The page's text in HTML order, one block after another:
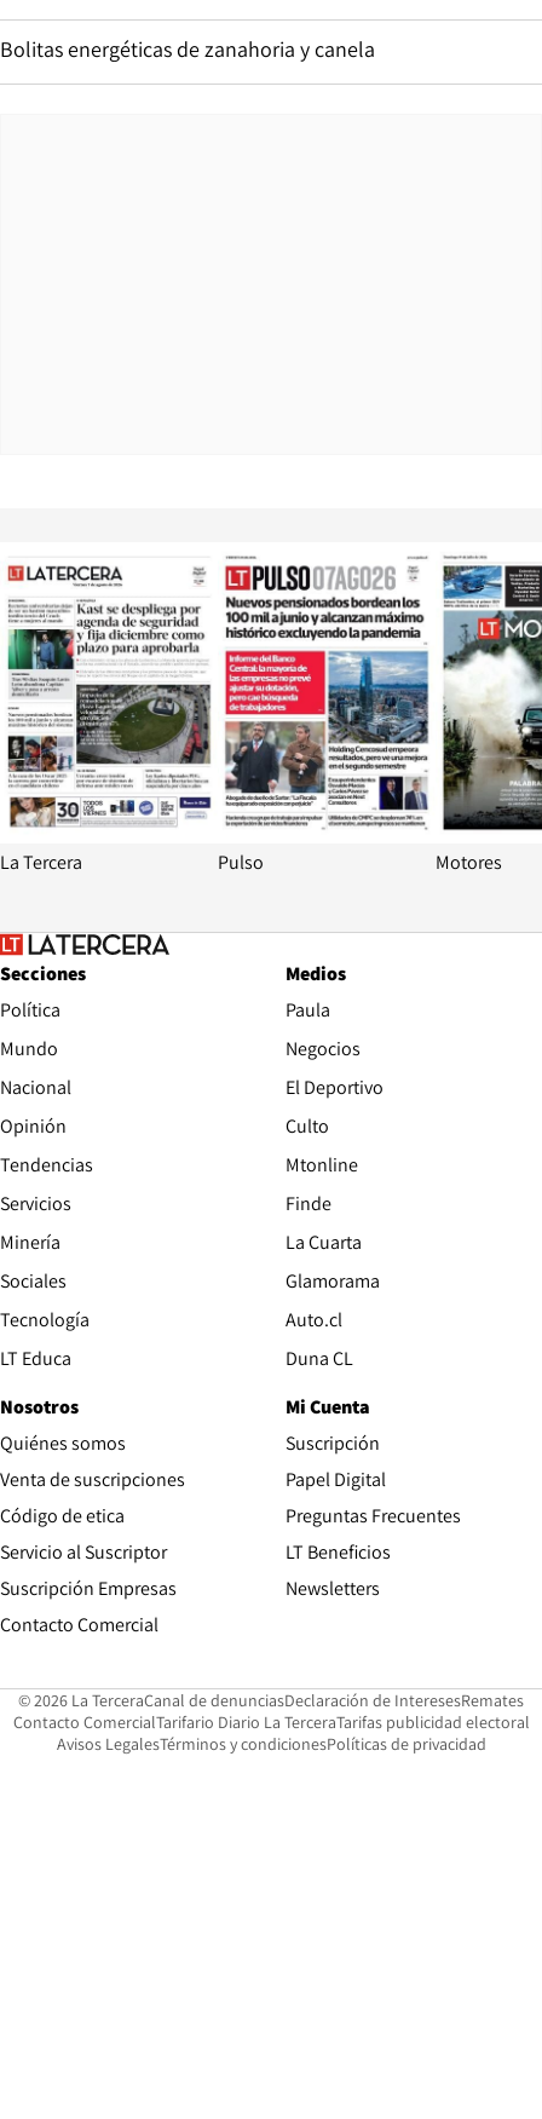
Bolitas energéticas de zanahoria y canela
Opens in new window
La Tercera
Opens in
Pulso Motores
Secciones
Política
Mundo
Nacional
Opinión
Tendencias
Servicios
Minería
Sociales
Tecnología
LT Educa
Medios
Paula
Negocios
El Deportivo
Culto
Mtonline
Finde
La Cuarta
Glamorama
Auto.cl
Duna CL
Nosotros
Quiénes somos
Venta de suscripciones
Código de etica Opens in new window
Servicio al Suscriptor
Suscripción Empresas
Contacto Comercial
Mi Cuenta
Suscripción
Papel Digital
Preguntas Frecuentes
LT Beneficios
Newsletters
© 2026 La TerceraCanal de denunciasOpens in new window
Declaración de InteresesOpens in
Remates
Contacto ComercialOpens in new window
Tarifario Diario La TerceraOpens in new window
Tarifas publicidad electoral
Avisos LegalesOpens in new window
Términos y condicionesPolíticas de privacidad